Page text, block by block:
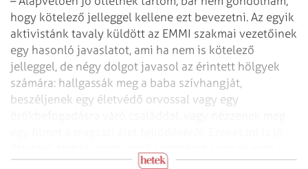
hogy kötelező jelleggel kellene ezt bevezetni. Az egyik
aktivistánk tavaly küldött az EMMI szakmai vezetőinek
egy hasonló javaslatot, ami ha nem is kötelező
jelleggel, de négy dolgot javasol az érintett hölgyek
számára: hallgassák meg a baba szívhangját,
beszéljenek egy életvédő orvossal vagy egy
hölgyek, hogy jó döntést hozzanak.